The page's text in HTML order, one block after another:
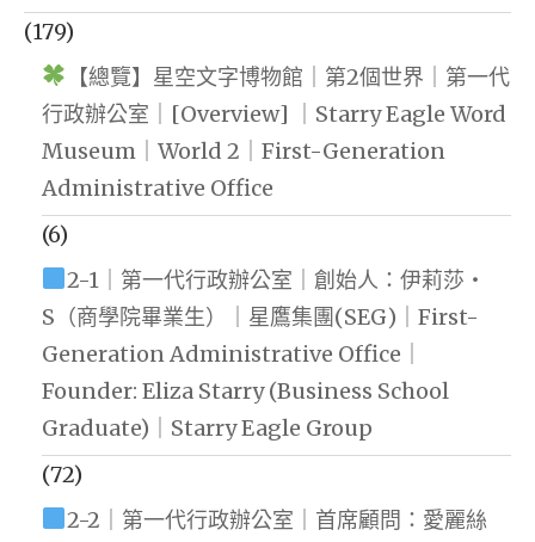
(179)
【總覽】星空文字博物館｜第2個世界｜第一代
行政辦公室｜[Overview] ｜Starry Eagle Word
Museum｜World 2｜First-Generation
Administrative Office
(6)
2-1｜第一代行政辦公室｜創始人：伊莉莎・
S（商學院畢業生）｜星鷹集團(SEG)｜First-
Generation Administrative Office｜
Founder: Eliza Starry (Business School
Graduate)｜Starry Eagle Group
(72)
2-2｜第一代行政辦公室｜首席顧問：愛麗絲